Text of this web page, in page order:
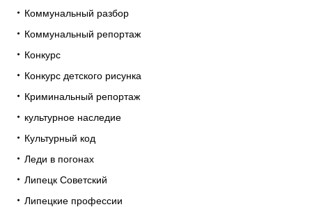
Коммунальный разбор
Коммунальный репортаж
Конкурс
Конкурс детского рисунка
Криминальный репортаж
культурное наследие
Культурный код
Леди в погонах
Липецк Советский
Липецкие профессии